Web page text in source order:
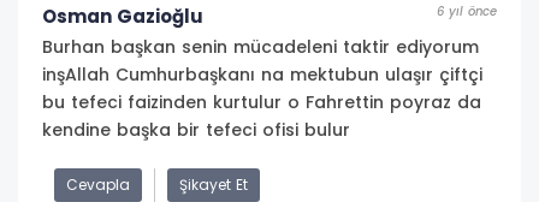
Osman Gazioğlu 6 yıl önce
Burhan başkan senin mücadeleni taktir ediyorum
inşAllah Cumhurbaşkanı na mektubun ulaşır çiftçi
bu tefeci faizinden kurtulur o Fahrettin poyraz da
kendine başka bir tefeci ofisi bulur
Cevapla Şikayet Et